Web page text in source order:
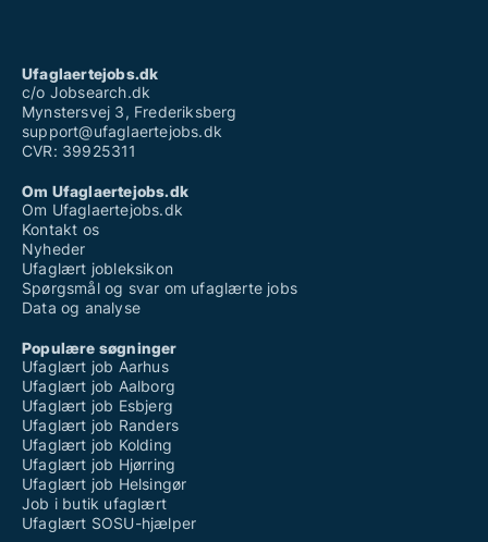
Ufaglært receptionist
Ufaglært sosu hjælper løn
Ufaglaertejobs.dk
c/o Jobsearch.dk
Mynstersvej 3, Frederiksberg
support@ufaglaertejobs.dk
CVR: 39925311
Om Ufaglaertejobs.dk
Om Ufaglaertejobs.dk
Kontakt os
Nyheder
Ufaglært jobleksikon
Spørgsmål og svar om ufaglærte jobs
Data og analyse
Populære søgninger
Ufaglært job Aarhus
Ufaglært job Aalborg
Ufaglært job Esbjerg
Ufaglært job Randers
Ufaglært job Kolding
Ufaglært job Hjørring
Ufaglært job Helsingør
Job i butik ufaglært
Ufaglært SOSU-hjælper